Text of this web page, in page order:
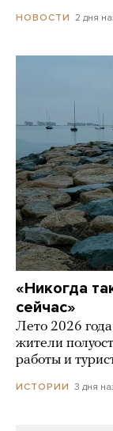
НОВОСТИ 2 дня
«Никогда
сейчас»
Лето 2026
жители
работы и
ИСТОРИИ 3 дня